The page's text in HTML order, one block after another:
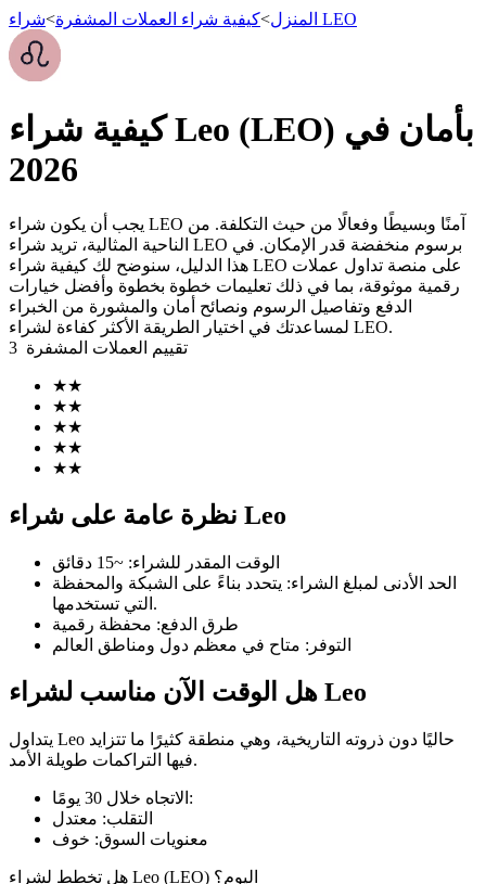
العقود الآجلة
العقود الآجلة USDT
العقود الآجلة لـ COIN-M
العقود الآجلة للعملات المشفرة
مشتقات الأسهم والعملات الأجنبية والمعادن الثمينة والسلع
المنزل>كيفية شراء العملات المشفرة> شراء LEO
كيفية شراء Leo (LEO) بأمان في
2026
يجب أن يكون شراء LEO آمنًا وبسيطًا وفعالًا من حيث التكلفة. من
الناحية المثالية، تريد شراء LEO برسوم منخفضة قدر الإمكان. في
هذا الدليل، سنوضح لك كيفية شراء LEO على منصة تداول عملات
رقمية موثوقة، بما في ذلك تعليمات خطوة بخطوة وأفضل خيارات
الدفع وتفاصيل الرسوم ونصائح أمان والمشورة من الخبراء
لمساعدتك في اختيار الطريقة الأكثر كفاءة لشراء LEO.
تقييم العملات المشفرة 3
★★
★★
★★
★★
★★
نظرة عامة على شراء Leo
الوقت المقدر للشراء: ~15 دقائق
الحد الأدنى لمبلغ الشراء: يتحدد بناءً على الشبكة والمحفظة
التي تستخدمها.
طرق الدفع: محفظة رقمية
التوفر : متاح في معظم دول ومناطق العالم
هل الوقت الآن مناسب لشراء Leo
يتداول Leo حاليًا دون ذروته التاريخية، وهي منطقة كثيرًا ما تتزايد
فيها التراكمات طويلة الأمد.
الاتجاه خلال 30 يومًا :
التقلب: معتدل
معنويات السوق: خوف
هل تخطط لشراء Leo (LEO) اليوم؟